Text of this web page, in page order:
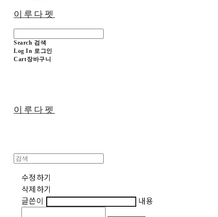
이루다펫
Search 검색
Log In 로그인
Cart장바구니
이루다펫
수정하기
삭제하기
글쓴이
내용